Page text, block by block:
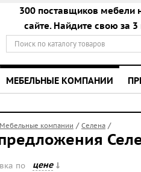
300 поставщиков мебели
сайте. Найдите свою за
МЕБЕЛЬНЫЕ КОМПАНИИ
Мебельные компании / Селена /
по цене